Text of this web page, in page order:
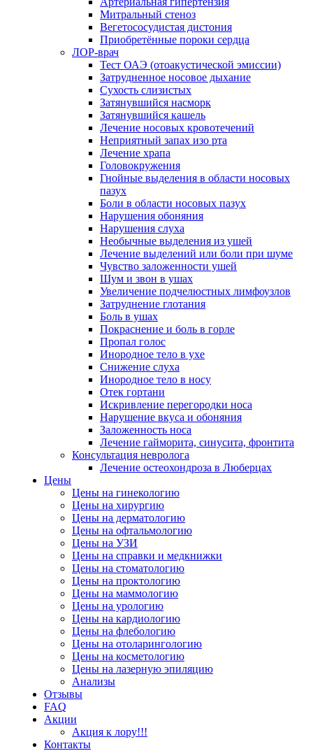
Митральный стеноз
Вегетососудистая дистония
Приобретённые пороки сердца
ЛОР-врач
Тест ОАЭ (отоакустической эмиссии)
Затрудненное носовое дыхание
Сухость слизистых
Затянувшийся насморк
Затянувшийся кашель
Лечение носовых кровотечений
Неприятный запах изо рта
Лечение храпа
Головокружения
Гнойные выделения в области носовых
пазух
Боли в области носовых пазух
Нарушения обоняния
Нарушения слуха
Необычные выделения из ушей
Лечение выделений или боли при шуме
Чувство заложенности ушей
Шум и звон в ушах
Увеличение подчелюстных лимфоузлов
Затруднение глотания
Боль в ушах
Покраснение и боль в горле
Пропал голос
Инородное тело в ухе
Снижение слуха
Инородное тело в носу
Отек гортани
Искривление перегородки носа
Нарушение вкуса и обоняния
Заложенность носа
Лечение гайморита, синусита, фронтита
Консультация невролога
Лечение остеохондроза в Люберцах
Цены
Цены на гинекологию
Цены на хирургию
Цены на дерматологию
Цены на офтальмологию
Цены на УЗИ
Цены на справки и медкнижки
Цены на стоматологию
Цены на проктологию
Цены на маммологию
Цены на урологию
Цены на кардиологию
Цены на флебологию
Цены на отоларингологию
Цены на косметологию
Цены на лазерную эпиляцию
Анализы
Отзывы
FAQ
Акции
Акция к лору!!!
Контакты